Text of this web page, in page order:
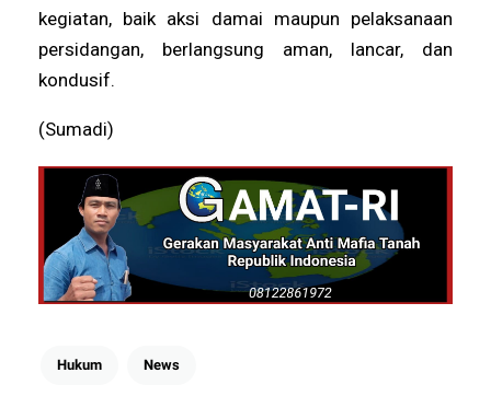
kegiatan, baik aksi damai maupun pelaksanaan
persidangan, berlangsung aman, lancar, dan
kondusif.
(Sumadi)
Hukum News